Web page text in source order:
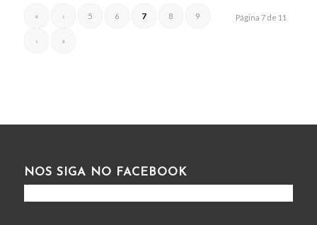
Página 7 de 11
« ‹ 5 6 7 8 9
› »
NOS SIGA NO FACEBOOK